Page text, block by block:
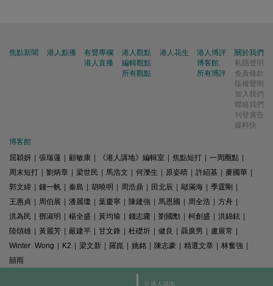
焦點新聞 港人點播
有聲專欄
港人直播
港人觀點
編輯觀點
所有觀點
港人花生
港人博評
博客館
所有博評
關於我們
私隱聲明
免責條款
版權聲明
加入我們
聯絡我們
刊登廣告
爆料快
博客館
屈穎妍 | 張瑞蓮 | 顧敏康 | 《港人講地》編輯室 | 焦點短打 | 一周圈點 |
周末短打 | 劉炳章 | 梁世民 | 馬浩文 | 何濼生 | 原姿晴 | 許紹基 | 麥國華 |
郭文緯 | 錢一帆 | 秦島 | 胡曉明 | 周浩鼎 | 田北辰 | 鄔滿海 | 季霆剛 |
王惠貞 | 周伯展 | 潘麗瓊 | 葉慶寧 | 陳建強 | 馬恩國 | 周全浩 | 方舟 |
洪為民 | 鄧淑明 | 楊全盛 | 黃均瑜 | 錢志庸 | 劉國勳 | 柯創盛 | 洪錦鉉 |
陸頌雄 | 黃麗芳 | 嚴建平 | 甘文鋒 | 杜礎圻 | 健良 | 聶廣男 | 盧展常 |
Winter Wong | K2 | 梁文新 | 羅崑 | 姚銘 | 陳志豪 | 精選文章 | 林奮強 |
囍雨
© 港人講地